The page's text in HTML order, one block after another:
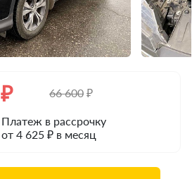
₽ 66 600₽
Платеж в рассрочку
от 4 625 ₽ в месяц